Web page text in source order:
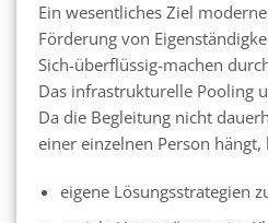
Ein wesentliches Ziel
Förderung von
Sich-überflüssig-machen
Das infrastrukturelle Pooling
Da die Begleitung nicht
einer einzelnen Person hängt,
eigene Lösungsstrategien